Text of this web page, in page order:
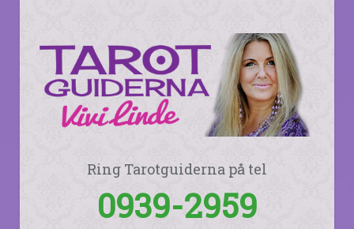
Ring Tarotguiderna på tel
0939-2959